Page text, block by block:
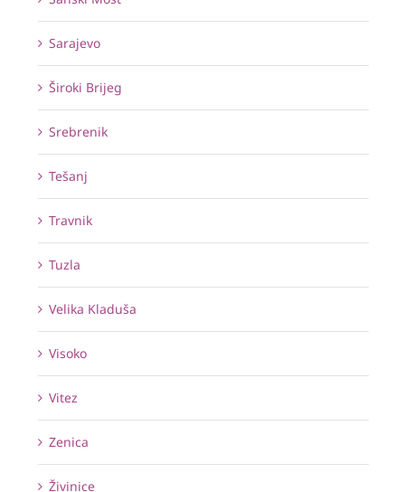
Sarajevo
Široki Brijeg
Srebrenik
Tešanj
Travnik
Tuzla
Velika Kladuša
Visoko
Vitez
Zenica
Živinice